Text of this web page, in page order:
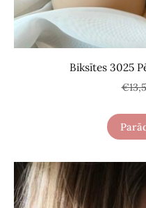
Biksītes 3025